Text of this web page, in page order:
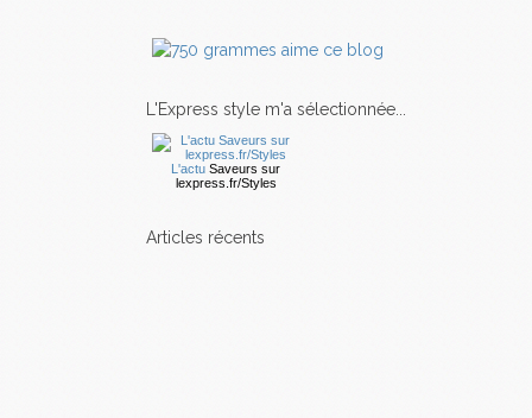
L'Express style m'a sélectionnée...
L'actu Saveurs sur
lexpress.fr/Styles
articles récents